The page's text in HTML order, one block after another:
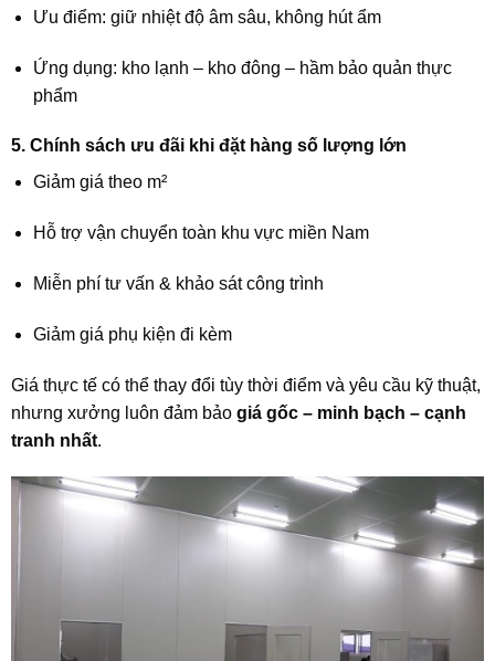
Ưu điểm: giữ nhiệt độ âm sâu, không hút ẩm
Ứng dụng: kho lạnh – kho đông – hầm bảo quản thực
phẩm
5. Chính sách ưu đãi khi đặt hàng số lượng lớn
Giảm giá theo m²
Hỗ trợ vận chuyển toàn khu vực miền Nam
Miễn phí tư vấn & khảo sát công trình
Giảm giá phụ kiện đi kèm
Giá thực tế có thể thay đổi tùy thời điểm và yêu cầu kỹ thuật,
nhưng xưởng luôn đảm bảo giá gốc – minh bạch – cạnh
tranh nhất.